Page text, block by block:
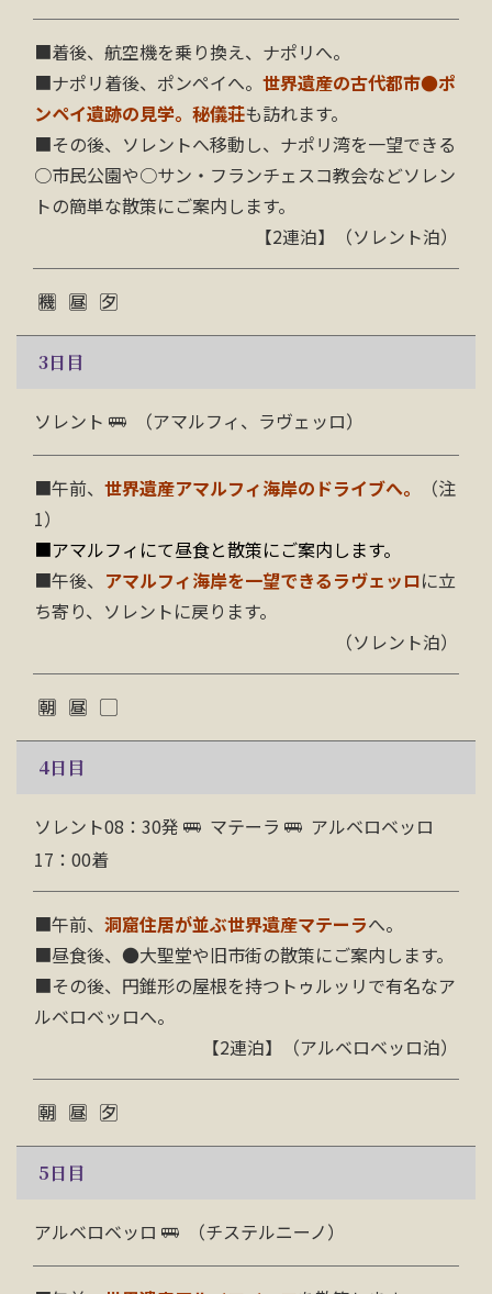
■着後、航空機を乗り換え、ナポリへ。
■ナポリ着後、ポンペイへ。 世界遺産の古代都市●ポ
ンペイ遺跡の見学。秘儀荘も訪れます。
■その後、ソレントへ移動し、ナポリ湾を一望できる
○市民公園や○サン・フランチェスコ教会などソレン
トの簡単な散策にご案内します。
【2連泊】（ソレント泊）
3日目
ソレント （アマルフィ、ラヴェッロ）
■午前、 世界遺産アマルフィ海岸のドライブへ。
（注
1）
■アマルフィにて昼食と散策にご案内します。
■午後、 アマルフィ海岸を一望できるラヴェッロに立
ち寄り、ソレントに戻ります。
（ソレント泊）
4日目
ソレント08：30発 マテーラ
アルベロベッロ
17：00着
■午前、 洞窟住居が並ぶ世界遺産マテーラへ。
■昼食後、 ●大聖堂や旧市街の散策にご案内します。
■その後、 円錐形の屋根を持つトゥルッリで有名なア
ルベロベッロへ。
【2連泊】（アルベロベッロ泊）
5日目
アルベロベッロ （チステルニーノ）